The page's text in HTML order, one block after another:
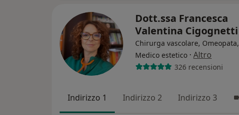
Dott.ssa Francesca
Valentina Cigognetti
Chirurga vascolare, Omeopata,
Medico estetico · Altro
326 recensioni
Indirizzo 1 Indirizzo 2 Indirizzo 3